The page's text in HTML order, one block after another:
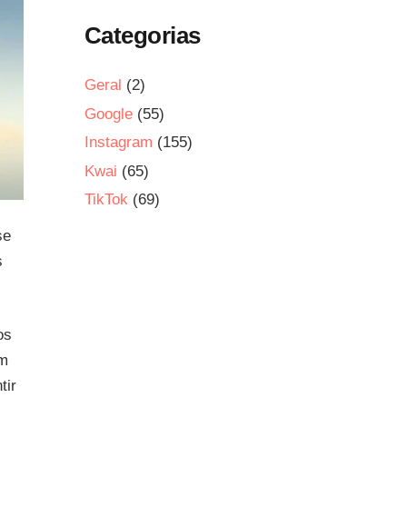
Categorias
Geral (2)
Google(55)
Instagram (155)
Kwai (65)
TikTok(69)